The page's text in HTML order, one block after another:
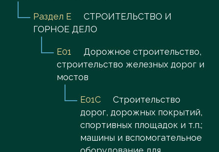
Раздел E
СТРОИТЕЛЬСТВО И
ГОРНОЕ ДЕЛО
E01
Дорожное строительство,
строительство железных дорог и
мостов
E01C
Строительство
дорог, дорожных покрытий,
спортивных площадок и т.п.;
машины и вспомогательное